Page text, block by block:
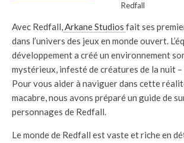
Redfall
Avec Redfall,Arkane Studios fait ses
dans l’univers des jeux en monde ouvert.
développement a créé un environnement
mystérieux, infesté de créatures de la nuit –
Pour vous aider à naviguer dans cette
macabre, nous avons préparé un guide de
personnages de Redfall.
Le monde de Redfall est vaste et riche en